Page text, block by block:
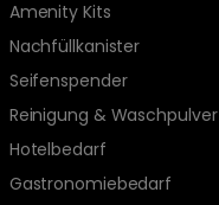
Amenity Kits
Nachfüllkanister
Seifenspender
Reinigung & Waschpulver
Hotelbedarf
Gastronomiebedarf